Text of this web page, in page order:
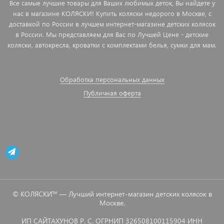
Все самые лучшие товары для Ваших любимых деток, Вы найдете у
нас в магазине КОЛЯСКИ! Купить коляски недорого в Москве, с
доставкой по России в лучшем интернет-магазине детских колясок
в России. Мы представляем для Вас по Лучшей Цене - детские
коляски, автокресла, кроватки с комплектами белья, сумки для мам.
Обработка персональных данных
Публичная оферта
© КОЛЯСКИ™ — Лучший интернет-магазин детских колясок в
Москве.
ИП САЙТАХУНОВ Р. С. ОГРНИП 326508100115904 ИНН